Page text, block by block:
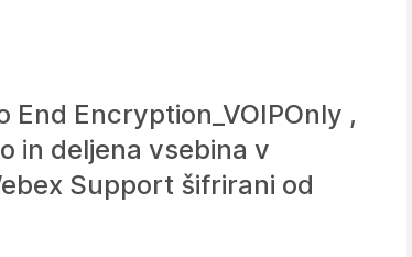
End Encryption_VOIPOnly ,
in deljena vsebina v
Support šifrirani od